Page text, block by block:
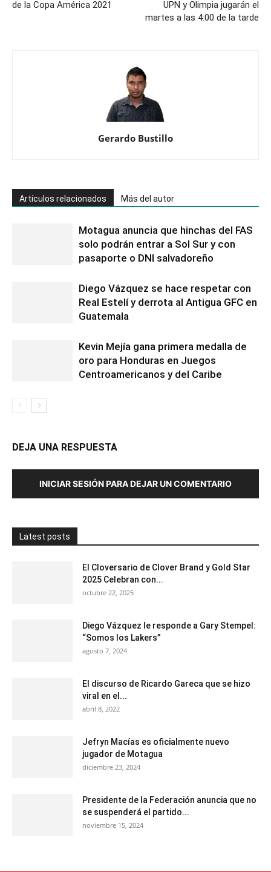
de la Copa América 2021
UPN y Olimpia jugarán el
martes a las 4:00 de la tarde
Gerardo Bustillo
Artículos relacionados Más del autor
Motagua anuncia que hinchas del FAS
solo podrán entrar a Sol Sur y con
pasaporte o DNI salvadoreño
Diego Vázquez se hace respetar con
Real Estelí y derrota al Antigua GFC en
Guatemala
Kevin Mejía gana primera medalla de
oro para Honduras en Juegos
Centroamericanos y del Caribe
DEJA UNA RESPUESTA
INICIAR SESIÓN PARA DEJAR UN COMENTARIO
Latest posts
El Cloversario de Clover Brand y Gold Star
2025 Celebran con...
octubre 22, 2025
Diego Vázquez le responde a Gary Stempel:
“Somos los Lakers”
agosto 7, 2024
El discurso de Ricardo Gareca que se hizo
viral en el...
abril 8, 2022
Jefryn Macías es oficialmente nuevo
jugador de Motagua
diciembre 23, 2024
Presidente de la Federación anuncia que no
se suspenderá el partido...
noviembre 15, 2024